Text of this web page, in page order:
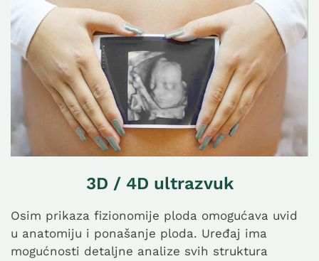
3D / 4D ultrazvuk
Osim prikaza fizionomije ploda omogućava uvid
u anatomiju i ponašanje ploda. Uređaj ima
mogućnosti detaljne analize svih struktura